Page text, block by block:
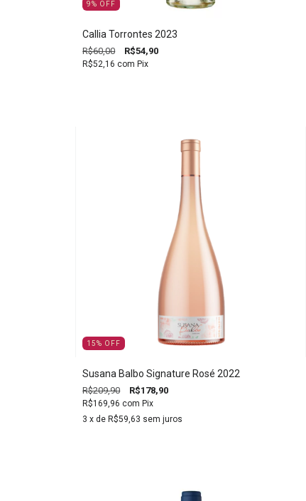
9% OFF
Callia Torrontes 2023
R$60,00 R$54,90
R$52,16com Pix
15% OFF
Susana Balbo Signature Rosé 2022
R$209,90 R$178,90
R$169,96com Pix
3 x de R$59,63 sem juros